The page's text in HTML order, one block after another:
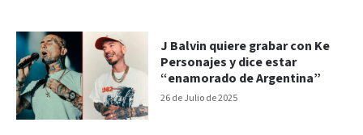
26 de Julio de 2025
J Balvin quiere grabar con Ke
Personajes y dice estar
“enamorado de Argentina”